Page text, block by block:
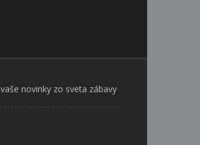
vaše novinky zo sveta zábavy